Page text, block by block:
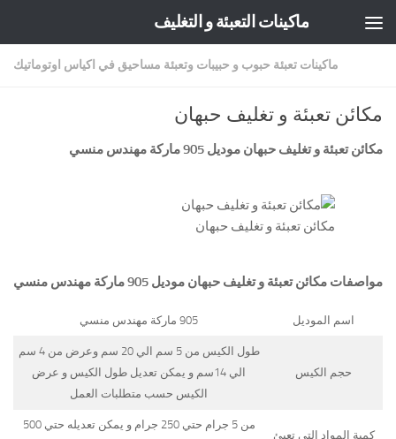
ماكينات التعبئة و التغليف
ماكينات تعبئة حبوب و حبيبات وتعبئة مساحيق في اكياس اوتوماتيك
مكائن تعبئة و تغليف حبهان
مكائن تعبئة و تغليف حبهان موديل 905 ماركة مهندس منسي
مكائن تعبئة و تغليف حبهان
مواصفات مكائن تعبئة و تغليف حبهان موديل 905 ماركة مهندس منسي
اسم الموديل 905 ماركة مهندس منسي
حجم الكيس
طول الكيس من 5 سم الي 20 سم وعرض من 4 سم
الي 14سم و يمكن تعديل طول الكيس و عرض
الكيس حسب متطلبات العمل
كمية المواد التي تعبئ
من 5 جرام حتي 250 جرام و يمكن تعديله حتي 500